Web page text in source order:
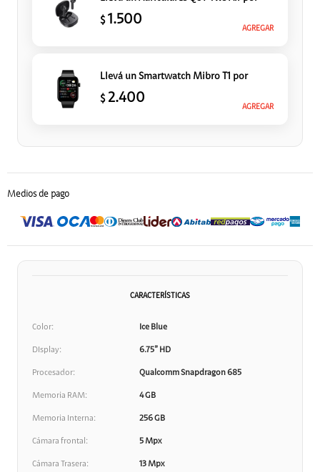
AGREGAR
$ 1.500
AGREGAR
Llevá un Smartwatch Mibro T1 por
$ 2.400
Medios de pago
CARACTERÍSTICAS
Color Ice Blue
DIsplay 6.75” HD
Procesador Qualcomm Snapdragon 685
Memoria RAM 4 GB
Memoria Interna 256 GB
Cámara frontal 5 Mpx
Cámara Trasera 13 Mpx